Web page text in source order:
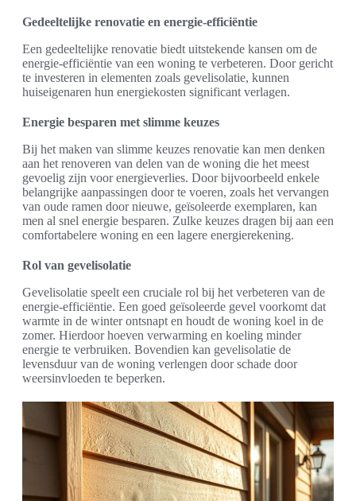
Gedeeltelijke renovatie en energie-efficiëntie
Een gedeeltelijke renovatie biedt uitstekende kansen om de
energie-efficiëntie van een woning te verbeteren. Door gericht
te investeren in elementen zoals gevelisolatie, kunnen
huiseigenaren hun energiekosten significant verlagen.
Energie besparen met slimme keuzes
Bij het maken van slimme keuzes renovatie kan men denken
aan het renoveren van delen van de woning die het meest
gevoelig zijn voor energieverlies. Door bijvoorbeeld enkele
belangrijke aanpassingen door te voeren, zoals het vervangen
van oude ramen door nieuwe, geïsoleerde exemplaren, kan
men al snel energie besparen. Zulke keuzes dragen bij aan een
comfortabelere woning en een lagere energierekening.
Rol van gevelisolatie
Gevelisolatie speelt een cruciale rol bij het verbeteren van de
energie-efficiëntie. Een goed geïsoleerde gevel voorkomt dat
warmte in de winter ontsnapt en houdt de woning koel in de
zomer. Hierdoor hoeven verwarming en koeling minder
energie te verbruiken. Bovendien kan gevelisolatie de
levensduur van de woning verlengen door schade door
weersinvloeden te beperken.